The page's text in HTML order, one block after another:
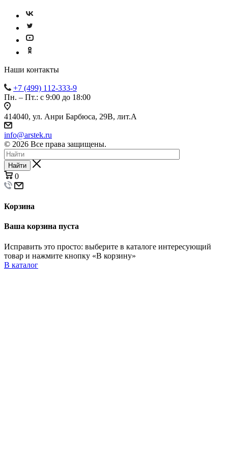
Наши контакты
+7 (499) 112-333-9
Пн. – Пт.: с 9:00 до 18:00
414040, ул. Анри Барбюса, 29В, лит.А
info@arstek.ru
© 2026 Все права защищены.
Найти
0
Корзина
Ваша корзина пуста
Исправить это просто: выберите в каталоге интересующий
товар и нажмите кнопку «В корзину»
В каталог